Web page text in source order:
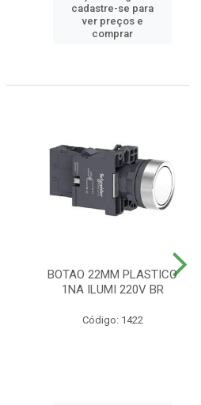
cadastre-se para
ver preços e
comprar
BOTAO 22MM PLASTICO
1NA ILUMI 220V BR
Código: 1422